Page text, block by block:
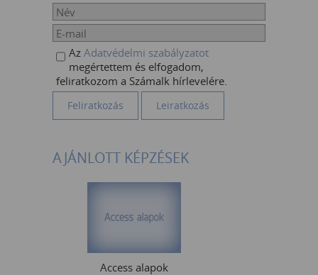
Az Adatvédelmi szabályzatot
megértettem és elfogadom,
feliratkozom a Számalk hírlevelére.
AJÁNLOTT KÉPZÉSEK
Access alapok